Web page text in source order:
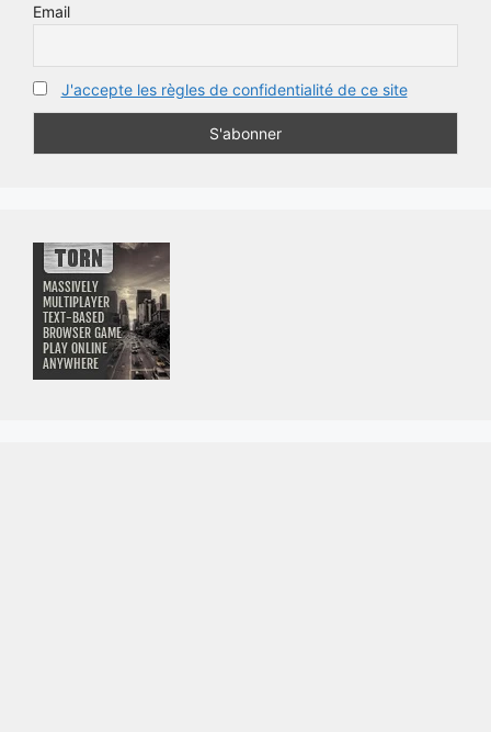
Email
J'accepte les règles de confidentialité de ce site